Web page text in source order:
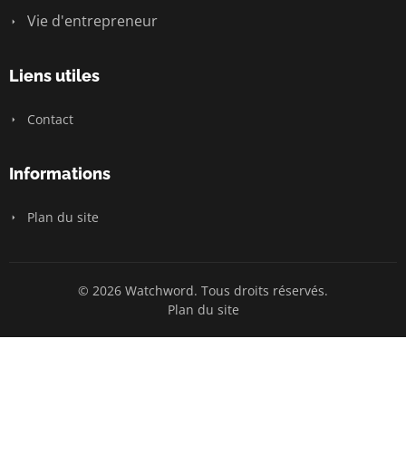
Vie d'entrepreneur
Liens utiles
Contact
Informations
Plan du site
© 2026 Watchword. Tous droits réservés.
Plan du site